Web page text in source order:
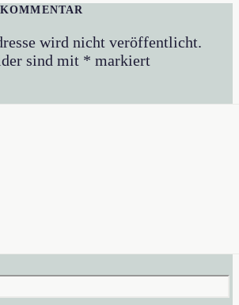
wird nicht veröffentlicht.
sind mit * markiert